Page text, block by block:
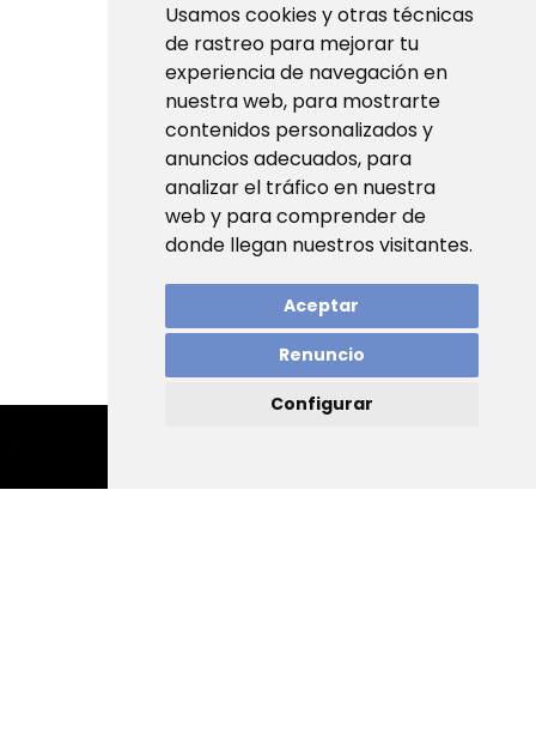
Usamos cookies y otras técnicas
de rastreo para mejorar tu
experiencia de navegación en
nuestra web, para mostrarte
contenidos personalizados y
anuncios adecuados, para
analizar el tráfico en nuestra
web y para comprender de
donde llegan nuestros visitantes.
Aceptar
Renuncio
Configurar